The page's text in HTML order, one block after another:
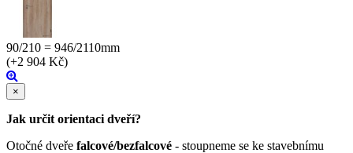
90/210 = 946/2110mm
(+2 904 Kč)
×
Jak určit orientaci dveří?
Otočné dveře falcové/bezfalcové - stoupneme se ke stavebnímu